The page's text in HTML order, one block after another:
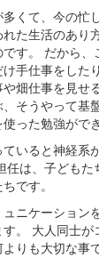
くて、今の忙
た生活のあり
す。 だから、
手仕事をした
畑仕事を見せ
そうやって基
った勉強がで
いると神経系
任は、子ども
です。
ニケーション
。 大人同士が
りも大切な事で